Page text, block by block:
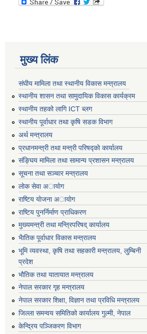
मुख्य लिंक
संघीय मामिला तथा स्थानीय विकास मन्त्रालय
स्थानीय शासन तथा सामुदायिक विकास कार्यक्रम
स्थानीय तहको लागि ICT ब्लग
स्थानीय पूर्वाधार तथा कृषि सडक विभाग
अर्थ मन्त्रालय
प्रधानमन्त्री तथा मन्त्री परिषद्काे कार्यालय
संङ्घिय मामिला तथा सामान्य प्रशासन मन्त्रालय
सूचना तथा सञ्चार मन्त्रालय
लाेक सेवा अायाेग
राष्टिय याेजना अायाेग
राष्टिय पुनर्निर्माण प्राधिकरण
मुख्यमन्त्री तथा मन्त्रिपरिषद् कार्यालय
भैातिक पूर्वाधार विकास मन्त्रालय
भूमि व्यवस्था, कृषि तथा सहकारी मन्त्रालय, लु्म्बिनी
प्रदेश
भाैतिक तथा यातायात मन्त्रालय
नेपाल सरकार गृह मन्त्रालय
नेपाल सरकार शिक्षा, विज्ञान तथा प्रविधि मन्त्रालय
जिल्ला समन्वय समितिको कार्यालय गुल्मी, नेपाल
केन्द्रिय पञ्जिकरण विभाग